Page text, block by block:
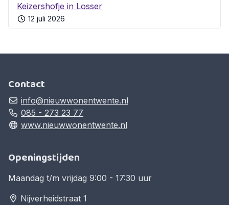
Keizershofje in Losser
12 juli 2026
Contact
info@nieuwwonentwente.nl
085 - 273 23 77
www.nieuwwonentwente.nl
Openingstijden
Maandag t/m vrijdag 9:00 - 17:30 uur
Nijverheidstraat 1